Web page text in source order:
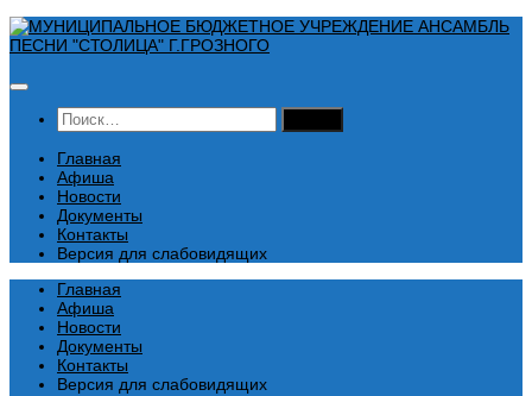
Перейти
к
Найти:
Главная
Афиша
Новости
Документы
Контакты
Версия для слабовидящих
Главная
Афиша
Новости
Документы
Контакты
Версия для слабовидящих